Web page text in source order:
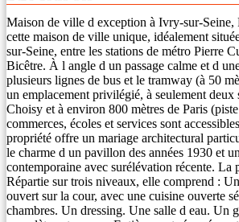
Maison de ville d exception à Ivry-sur-Seine,
cette maison de ville unique, idéalement
sur-Seine, entre les stations de métro Pierre
Bicêtre. À l angle d un passage calme et d
plusieurs lignes de bus et le tramway (à 50
un emplacement privilégié, à seulement deux
Choisy et à environ 800 mètres de Paris
commerces, écoles et services sont
propriété offre un mariage architectural
le charme d un pavillon des années 1930 et
contemporaine avec surélévation récente. La
Répartie sur trois niveaux, elle comprend :
ouvert sur la cour, avec une cuisine ouverte
chambres. Un dressing. Une salle d eau. Un